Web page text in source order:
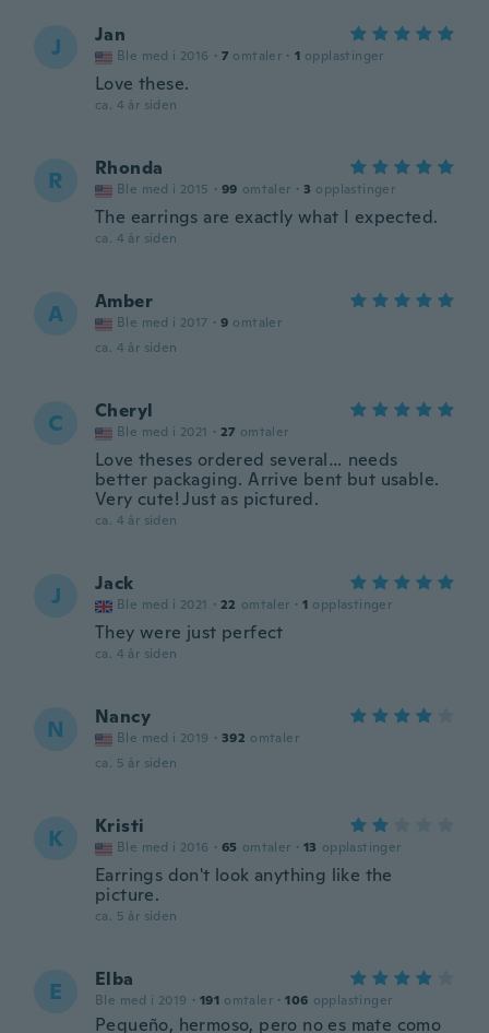
J Jan
Ble med i 2016 · 7 omtaler · 1 opplastinger
Love these.
ca. 4 år siden
R Rhonda
Ble med i 2015 · 99 omtaler · 3 opplastinger
The earrings are exactly what I expected.
ca. 4 år siden
A Amber
Ble med i 2017 · 9 omtaler
ca. 4 år siden
C Cheryl
Ble med i 2021 · 27 omtaler
Love theses ordered several… needs
better packaging. Arrive bent but usable.
Very cute! Just as pictured.
ca. 4 år siden
J Jack
Ble med i 2021 · 22 omtaler · 1 opplastinger
They were just perfect
ca. 4 år siden
N Nancy
Ble med i 2019 · 392 omtaler
ca. 5 år siden
K Kristi
Ble med i 2016 · 65 omtaler · 13 opplastinger
Earrings don't look anything like the
picture.
ca. 5 år siden
E Elba
Ble med i 2019 · 191 omtaler · 106 opplastinger
Pequeño, hermoso, pero no es mate como